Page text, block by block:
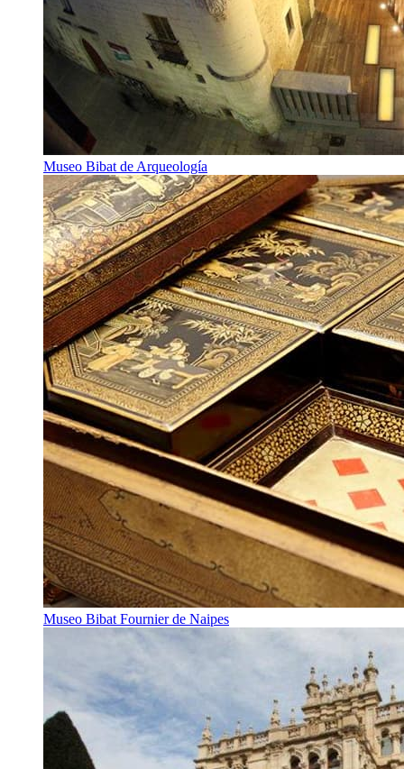
Museo Bibat de Arqueología
Museo Bibat Fournier de Naipes